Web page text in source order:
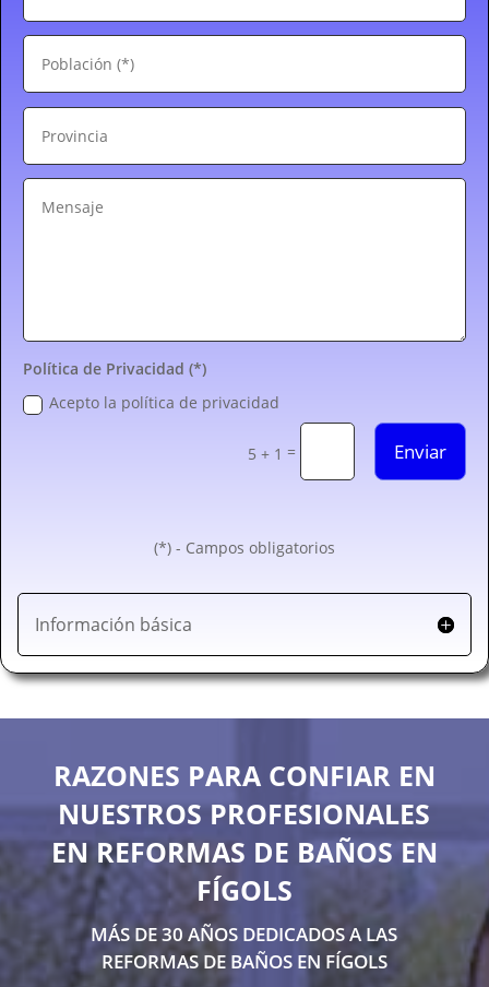
Política de Privacidad (*)
Acepto la política de privacidad
5 + 1 = Enviar
(*) - Campos obligatorios
Información básica
RAZONES PARA CONFIAR EN
NUESTROS PROFESIONALES
EN REFORMAS DE BAÑOS EN
FÍGOLS
MÁS DE 30 AÑOS DEDICADOS A LAS
REFORMAS DE BAÑOS EN FÍGOLS